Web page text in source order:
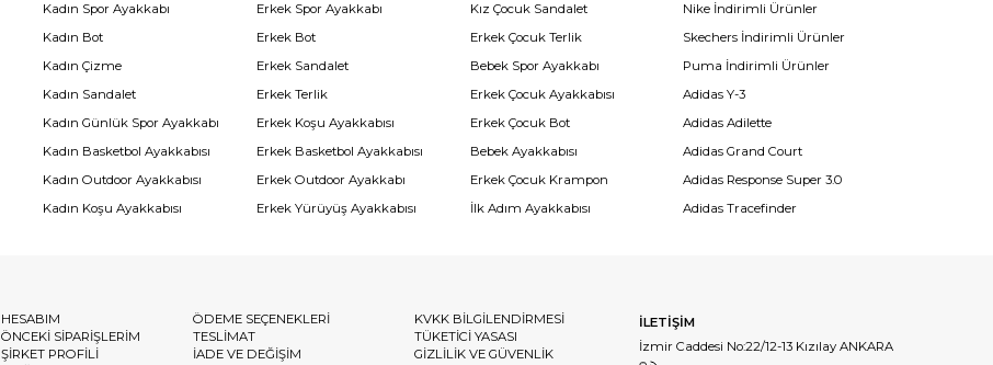
Kadın Spor Ayakkabı
Kadın Bot
Kadın Çizme
Kadın Sandalet
Kadın Günlük Spor Ayakkabı
Kadın Basketbol Ayakkabısı
Kadın Outdoor Ayakkabısı
Kadın Koşu Ayakkabısı
Erkek Spor Ayakkabı
Erkek Bot
Erkek Sandalet
Erkek Terlik
Erkek Koşu Ayakkabısı
Erkek Basketbol Ayakkabısı
Erkek Outdoor Ayakkabı
Erkek Yürüyüş Ayakkabısı
Kız Çocuk Sandalet
Erkek Çocuk Terlik
Bebek Spor Ayakkabı
Erkek Çocuk Ayakkabısı
Erkek Çocuk Bot
Bebek Ayakkabısı
Erkek Çocuk Krampon
İlk Adım Ayakkabısı
Nike İndirimli Ürünler
Skechers İndirimli Ürünler
Puma İndirimli Ürünler
Adidas Y-3
Adidas Adilette
Adidas Grand Court
Adidas Response Super 3.0
Adidas Tracefinder
HESABIM
ÖNCEKİ SİPARİŞLERİM
ŞİRKET PROFİLİ
ÖDEME SEÇENEKLERİ
TESLİMAT
İADE VE DEĞİŞİM
KVKK BİLGİLENDİRMESİ
TÜKETİCİ YASASI
GİZLİLİK VE GÜVENLİK
İLETİŞİM
İzmir Caddesi No:22/12-13 Kızılay ANKARA